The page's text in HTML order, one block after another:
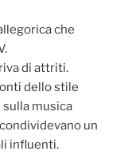
che
di attriti.
dello stile
sulla musica
un
influenti.